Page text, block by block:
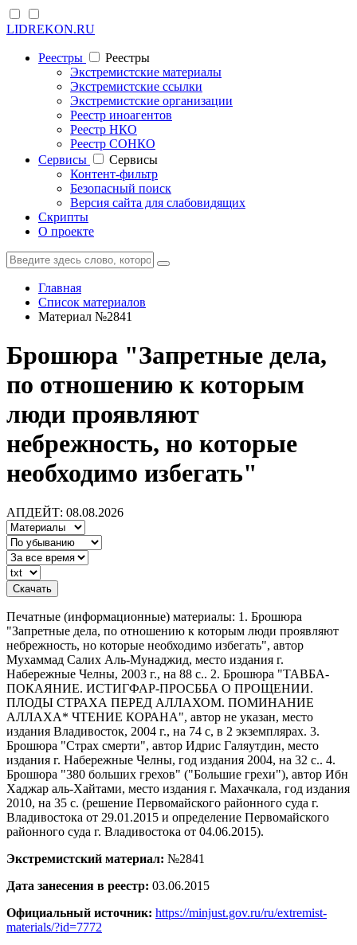
LIDREKON.RU
Реестры
Реестры
Экстремистские материалы
Экстремистские ссылки
Экстремистские организации
Реестр иноагентов
Реестр НКО
Реестр СОНКО
Cервисы
Cервисы
Контент-фильтр
Безопасный поиск
Версия сайта для слабовидящих
Скрипты
О проекте
Главная
Список материалов
Материал №2841
Брошюра "Запретные дела,
по отношению к которым
люди проявляют
небрежность, но которые
необходимо избегать"
АПДЕЙТ: 08.08.2026
Печатные (информационные) материалы: 1. Брошюра
"Запретные дела, по отношению к которым люди проявляют
небрежность, но которые необходимо избегать", автор
Мухаммад Салих Аль-Мунаджид, место издания г.
Набережные Челны, 2003 г., на 88 с.. 2. Брошюра "ТАВБА-
ПОКАЯНИЕ. ИСТИГФАР-ПРОСББА О ПРОЩЕНИИ.
ПЛОДЫ СТРАХА ПЕРЕД АЛЛАХОМ. ПОМИНАНИЕ
АЛЛАХА* ЧТЕНИЕ КОРАНА", автор не указан, место
издания Владивосток, 2004 г., на 74 с, в 2 экземплярах. 3.
Брошюра "Страх смерти", автор Идрис Галяутдин, место
издания г. Набережные Челны, год издания 2004, на 32 с.. 4.
Брошюра "380 больших грехов" ("Большие грехи"), автор Ибн
Хаджар аль-Хайтами, место издания г. Махачкала, год издания
2010, на 35 с. (решение Первомайского районного суда г.
Владивостока от 29.01.2015 и определение Первомайского
районного суда г. Владивостока от 04.06.2015).
Экстремистский материал: №2841
Дата занесения в реестр: 03.06.2015
Официальный источник: https://minjust.gov.ru/ru/extremist-
materials/?id=7772